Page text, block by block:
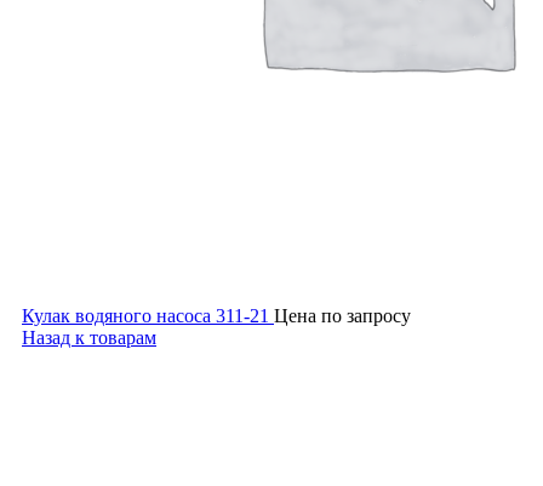
Кулак водяного насоса 311-21 Цена по запросу
Назад к товарам